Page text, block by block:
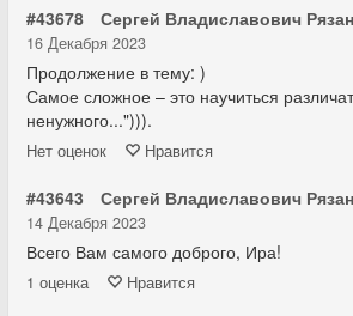
#43678 Сергей Владиславович
16 Декабря 2023
Продолжение в тему: )
Самое сложное – это научиться
ненужного..."))).
Нет оценок Нравится
#43643 Сергей Владиславович
14 Декабря 2023
Всего Вам самого доброго, Ира!
1 оценка Нравится